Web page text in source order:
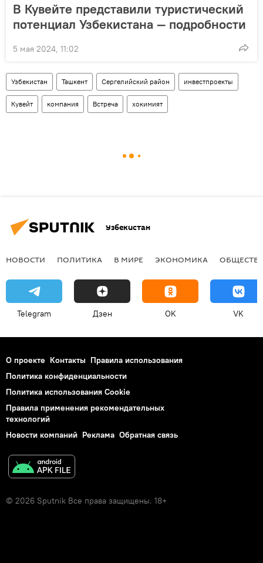
В Кувейте представили туристический
потенциал Узбекистана — подробности
5 мая 2024, 11:02
Узбекистан Ташкент Сергелийский район инвестпроекты
Кувейт компания Встреча хокимият
Узбекистан
НОВОСТИ ПОЛИТИКА В МИРЕ ЭКОНОМИКА
Telegram Дзен OK VK
О проекте Контакты Правила использования
Политика конфиденциальности
Политика использования Cookie
Правила применения рекомендательных
технологий
Новости компаний Реклама Обратная связь
© 2026 Sputnik Все права защищены. 18+